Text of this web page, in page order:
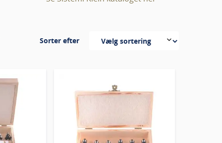
Sorter efter